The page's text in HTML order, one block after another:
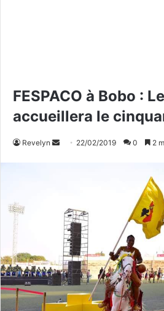
FESPACO à Bobo :
accueillera le
Revelyn
u
n
c
o
u
22/02/2019 0 2